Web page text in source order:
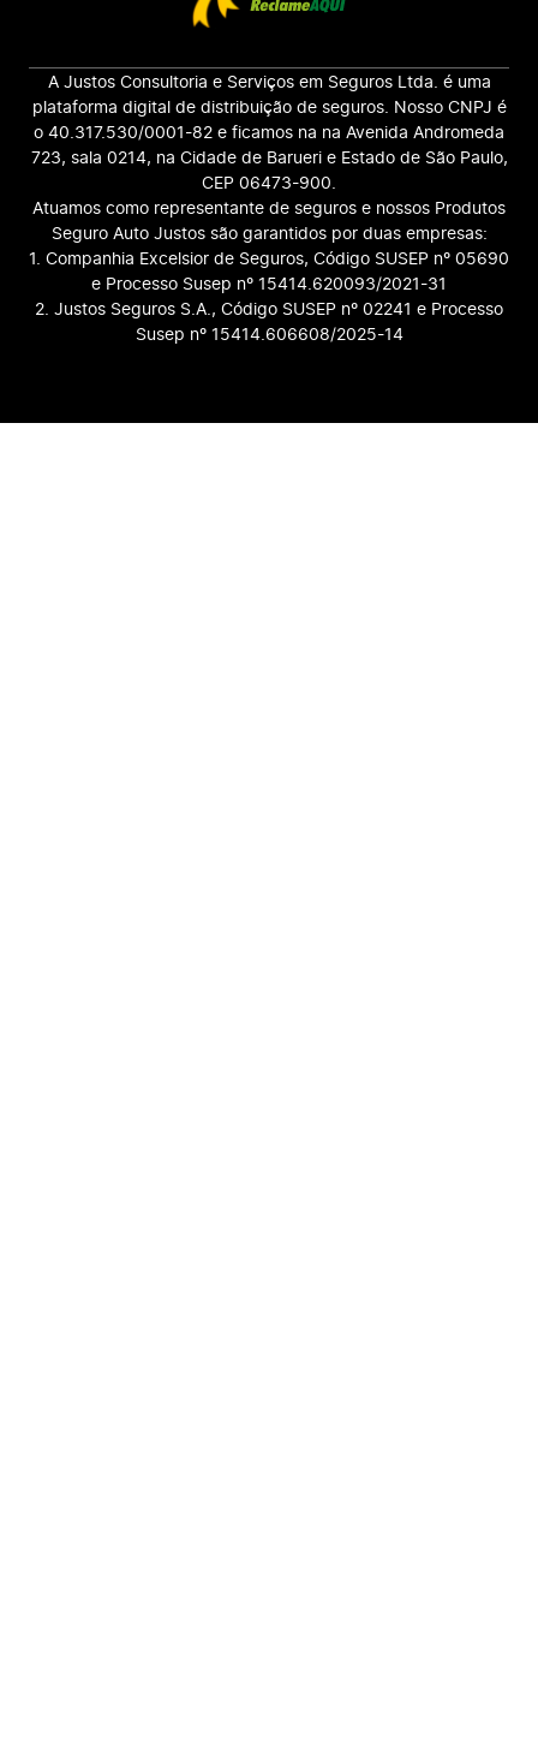
A Justos Consultoria e Serviços em Seguros Ltda. é uma
plataforma digital de distribuição de seguros. Nosso CNPJ é
o 40.317.530/0001-82 e ficamos na na Avenida Andromeda
723, sala 0214, na Cidade de Barueri e Estado de São Paulo,
CEP 06473-900.
Atuamos como representante de seguros e nossos Produtos
Seguro Auto Justos são garantidos por duas empresas:
1. Companhia Excelsior de Seguros, Código SUSEP nº 05690
e Processo Susep nº 15414.620093/2021-31
2. Justos Seguros S.A., Código SUSEP nº 02241 e Processo
Susep nº 15414.606608/2025-14